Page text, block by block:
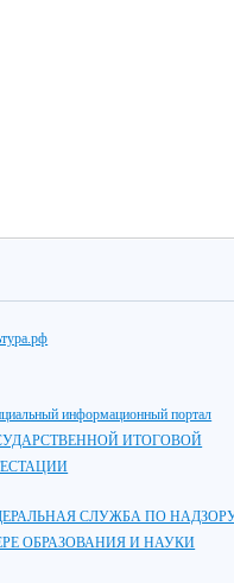
информационный портал
ИТОГОВОЙ
СЛУЖБА ПО
ОБРАЗОВАНИЯ И НАУКИ